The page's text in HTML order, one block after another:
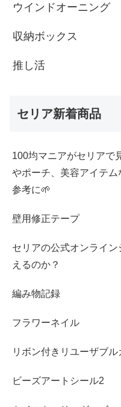
ウインドオーニング
収納ボックス
推し活
セリア新着商品
100均マニアがセリアで
やポーチ、美容アイテ
参考に🌱
壁用修正テープ
セリアの公式オンライ
えるのか？
編み物記録
フラワーネイル
リボン付きリユーザブル
ビーズアートシール2